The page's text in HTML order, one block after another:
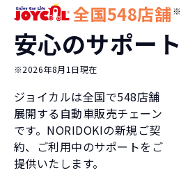
全国548店舗※
安心のサポート
※2026年8月1日現在
ジョイカルは全国で548店舗
展開する自動車販売チェーン
です。NORIDOKIの新規ご契
約、ご利用中のサポートをご
提供いたします。